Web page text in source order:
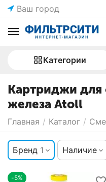
Ваш город
Категории
Картриджи для
железа Atoll
Главная / Каталог /
Бренд 1 Наличие
-5%